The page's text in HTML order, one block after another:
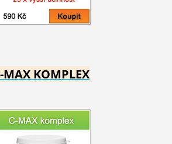
MAX KOMPLEX